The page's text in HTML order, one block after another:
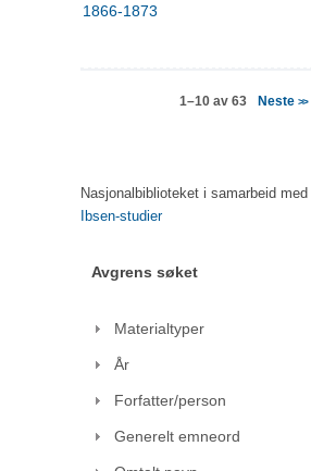
1866-1873
1–10 av 63 Neste>>
Nasjonalbiblioteket i samarbeid med
Ibsen-studier
Avgrens søket
Materialtyper
År
Forfatter/person
Generelt emneord